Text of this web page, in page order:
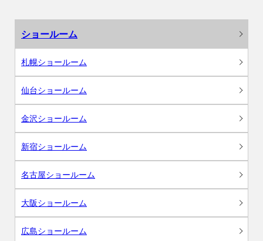
ショールーム
札幌ショールーム
仙台ショールーム
金沢ショールーム
新宿ショールーム
名古屋ショールーム
大阪ショールーム
広島ショールーム